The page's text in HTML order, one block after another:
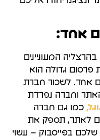
אחד:
המעוניינים
פרסום גדולה הוא
אחד. לשכור חברת
וחברה נפרדת
כמו גם חברה
לאתר, תספק את
בפייסבוק – עשוי